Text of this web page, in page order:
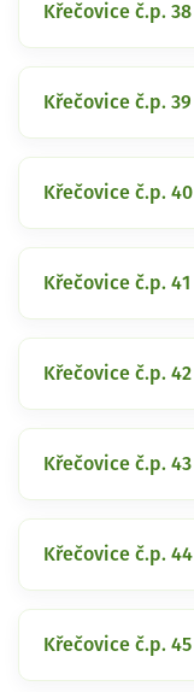
Křečovice č.p. 38
Křečovice č.p. 39
Křečovice č.p. 40
Křečovice č.p. 41
Křečovice č.p. 42
Křečovice č.p. 43
Křečovice č.p. 44
Křečovice č.p. 45